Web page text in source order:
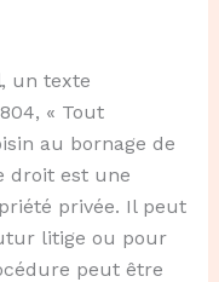
, un texte
« Tout
au bornage de
droit est une
privée. Il peut
litige ou pour
peut être